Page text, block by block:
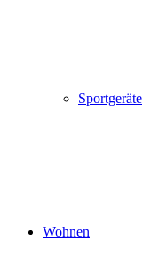
Sportgeräte
Wohnen